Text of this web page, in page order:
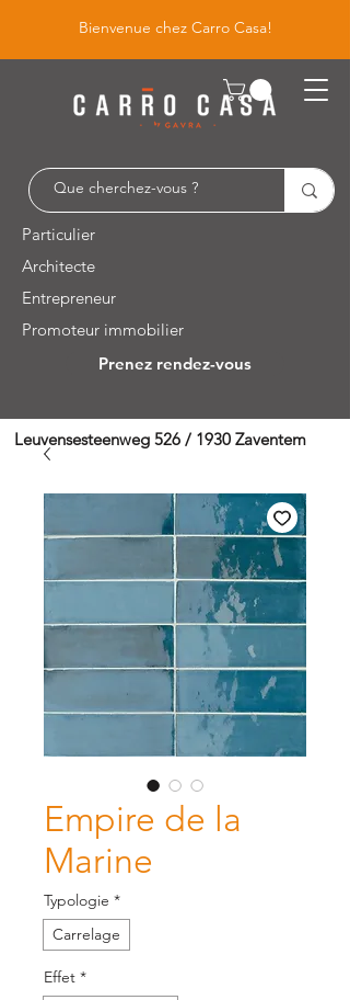
Bienvenue chez Carro Casa!
Particulier
Architecte
Entrepreneur
Promoteur immobilier
Prenez rendez-vous
Leuvensesteenweg 526 / 1930 Zaventem
Empire de la
Marine
Typologie *
Carrelage
Effet *